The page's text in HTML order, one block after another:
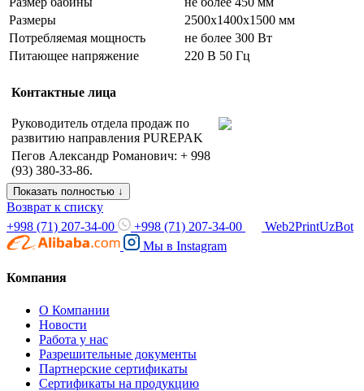
Размеры
2500х1400х1500 мм
Потребляемая мощность
не более 300 Вт
Питающее напряжение
220 В 50 Гц
Контактные лица
Руководитель отдела продаж по
развитию направления PUREPAK
Пегов Александр Романович: + 998
(93) 380-33-86.
Показать полностью ↓
Возврат к списку
+998 (71) 207-34-00
+998 (71) 207-34-00
Web2PrintUzBot
Мы в Instagram
Компания
О Компании
Новости
Работа у нас
Разрешительные документы
Партнерские сертификаты
Сертификаты на продукцию